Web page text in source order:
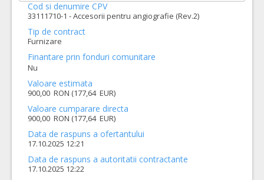
Cod si denumire CPV
33111710-1 - Accesorii pentru angiografie (Rev.2)
Tip de contract
Furnizare
Finantare prin fonduri comunitare
Nu
Valoare estimata
900,00 RON (177,64 EUR)
Valoare cumparare directa
900,00 RON (177,64 EUR)
Data de raspuns a ofertantului
17.10.2025 12:21
Data de raspuns a autoritatii contractante
17.10.2025 12:22